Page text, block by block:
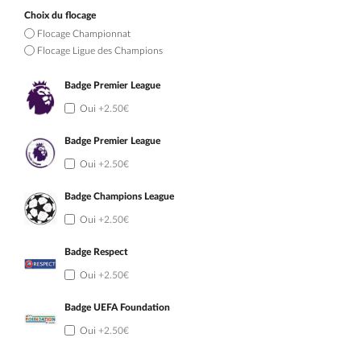
Choix du flocage
Flocage Championnat
Flocage Ligue des Champions
Badge Premier League
Oui +2.50€
Badge Premier League
Oui +2.50€
Badge Champions League
Oui +2.50€
Badge Respect
Oui +2.50€
Badge UEFA Foundation
Oui +2.50€